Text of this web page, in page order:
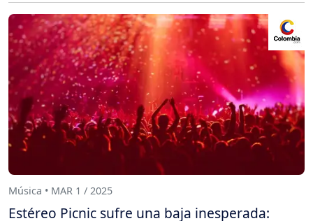
Música • MAR 1 / 2025
Estéreo Picnic sufre una baja inesperada: